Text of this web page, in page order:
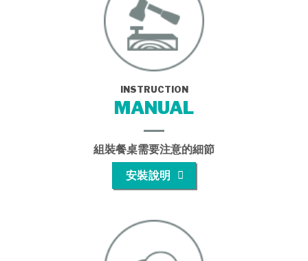
INSTRUCTION
MANUAL
組裝餐桌需要注意的細節
安裝說明